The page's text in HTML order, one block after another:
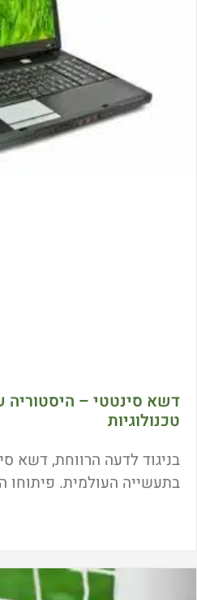
דשא סינטטי –
טכנולוגיות
בניגוד לדעה הרווחת, דשא
בתעשייה העולמית. פיתוחו
לעולם שינה את פניו ללא
ההתפתחות של הדשא